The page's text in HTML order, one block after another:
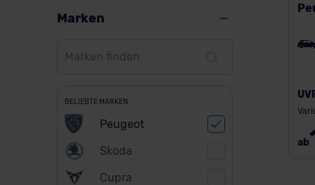
Marken
BELIEBTE MARKEN
Peugeot
Skoda
Cupra
ab